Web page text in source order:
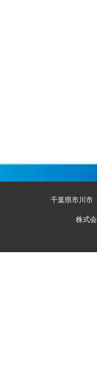
千葉県市川市
株式